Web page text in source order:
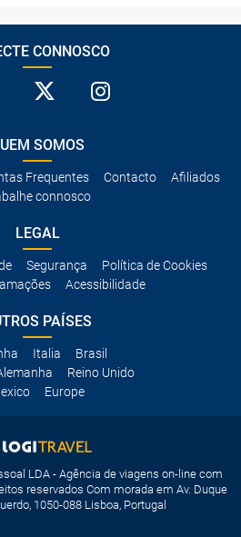
CONNOSCO
SOMOS
Frequentes Contacto
Afiliados
connosco
LEGAL
Segurança
Política de Cookies
Acessibilidade
PAÍSES
Italia
Brasil
Reino Unido
Europe
LDA - Agência de viagens on-line com
reservados Com morada em Av. Duque
1050-088 Lisboa, Portugal